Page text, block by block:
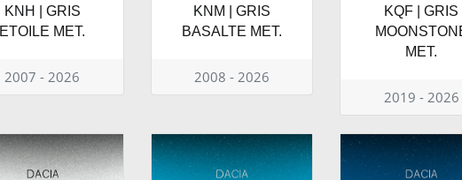
KNH | GRIS
ETOILE MET.
2007 - 2026
KNM | GRIS
BASALTE MET.
2008 - 2026
KQF | GRIS
MET.
2019 - 2026